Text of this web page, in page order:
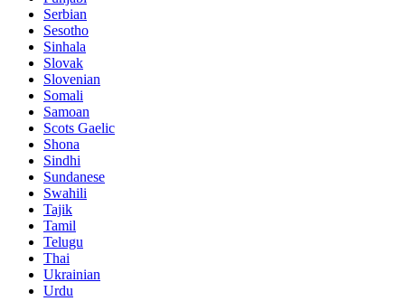
Serbian
Sesotho
Sinhala
Slovak
Slovenian
Somali
Samoan
Scots Gaelic
Shona
Sindhi
Sundanese
Swahili
Tajik
Tamil
Telugu
Thai
Ukrainian
Urdu